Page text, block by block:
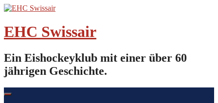
Springe
Inhalt
EHC Swissair
Ein Eishockeyklub mit einer über 60
jährigen Geschichte.